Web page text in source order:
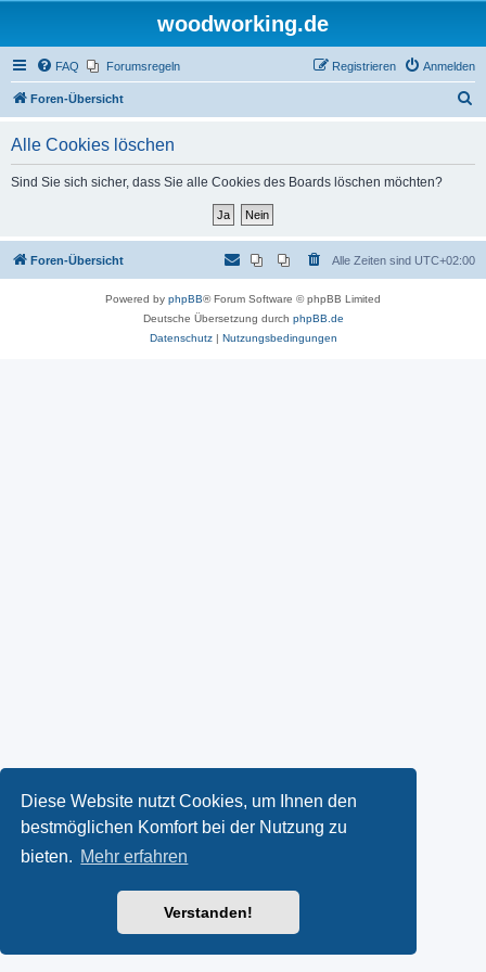
Diese Website nutzt Cookies, um Ihnen den
bestmöglichen Komfort bei der Nutzung zu
bieten. Mehr erfahren
Verstanden!
woodworking.de
FAQ Forumsregeln Anmelden
Registrieren
Foren-Übersicht
Alle Cookies löschen
Sind Sie sich sicher, dass Sie alle Cookies des Boards löschen möchten?
Foren-Übersicht Alle Zeiten sind UTC+02:00
Powered by phpBB® Forum Software © phpBB Limited
Deutsche Übersetzung durch phpBB.de
Datenschutz| Nutzungsbedingungen